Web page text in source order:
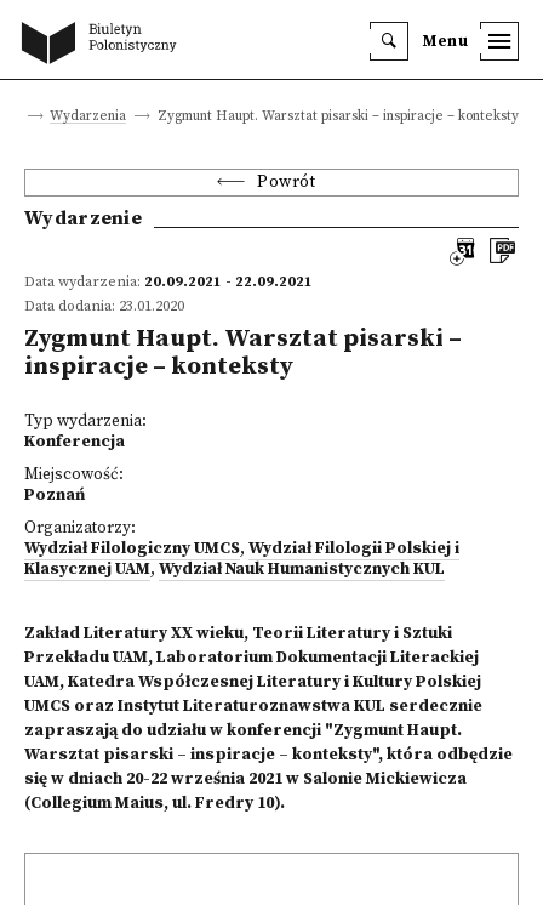
Menu
Wydarzenia Zygmunt Haupt. Warsztat pisarski – inspiracje – konteksty
Powrót
Wydarzenie
Data wydarzenia: 20.09.2021 - 22.09.2021
Data dodania: 23.01.2020
Zygmunt Haupt. Warsztat pisarski –
inspiracje – konteksty
Typ wydarzenia:
Konferencja
Miejscowość:
Poznań
Organizatorzy:
Wydział Filologiczny UMCS, Wydział Filologii Polskiej i
Klasycznej UAM, Wydział Nauk Humanistycznych KUL
Zakład Literatury XX wieku, Teorii Literatury i Sztuki
Przekładu UAM, Laboratorium Dokumentacji Literackiej
UAM, Katedra Współczesnej Literatury i Kultury Polskiej
UMCS oraz Instytut Literaturoznawstwa KUL serdecznie
zapraszają do udziału w konferencji "Zygmunt Haupt.
Warsztat pisarski – inspiracje – konteksty", która odbędzie
się w dniach 20-22 września 2021 w Salonie Mickiewicza
(Collegium Maius, ul. Fredry 10).